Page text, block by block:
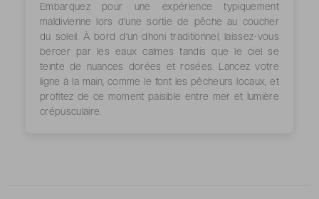
Embarquez pour une expérience typiquement
maldivienne lors d’une sortie de pêche au coucher
du soleil. À bord d’un dhoni traditionnel, laissez-vous
bercer par les eaux calmes tandis que le ciel se
teinte de nuances dorées et rosées. Lancez votre
ligne à la main, comme le font les pêcheurs locaux, et
profitez de ce moment paisible entre mer et lumière
crépusculaire.